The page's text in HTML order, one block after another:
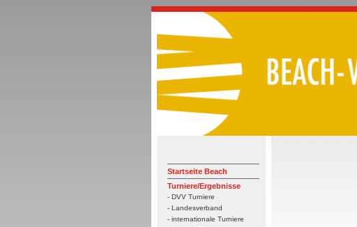
Startseite Beach
Turniere/Ergebnisse
- DVV Turniere
- Landesverband
- internationale Turniere